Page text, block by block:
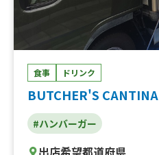
食事 ドリンク
BUTCHER'S CANTINA
#ハンバーガー
出店希望都道府県